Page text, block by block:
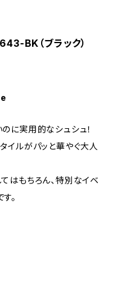
BK（ブラック）
に実用的なシュシュ！
イルがパッと華やぐ大人
はもちろん、特別なイベ
。